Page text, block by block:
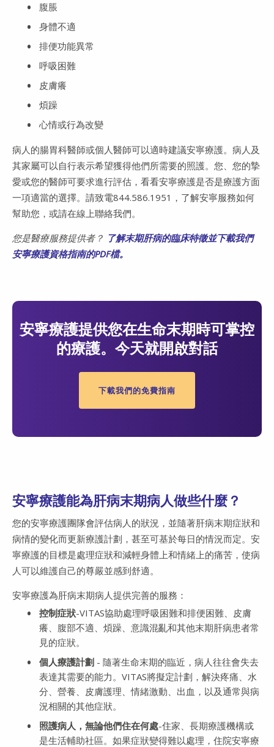
腹脹
身體不適
排便功能異常
呼吸困難
皮膚癢
煩躁
心情或行為改變
病人的腸胃科醫師或個人醫師可以適時建議安寧療護。病人及
其家屬可以自行表示希望獲得他們所需要的照護。您、您的摯
愛或您的醫師可要求進行評估，看看安寧療護是否是療護方面
一項適當的選擇。請致電844.586.1951，了解安寧服務如何
幫助您，或請在線上聯絡我們。
您是醫療服務提供者？ 了解末期肝病的臨床特徵並下載我們
安寧療護資格指南的PDF檔。
安寧療護提供您在生命末期時可掌控
的療護。今天就開啟對話
下載我們的免費指南
安寧療護能為肝病末期病人做些什麼？
您的安寧療護團隊會評估病人的狀況，並隨著肝病末期症狀和
病情的變化而更新療護計劃，甚至可基於每日的情況而定。安
寧療護的目標是處理症狀和減輕身體上和情緒上的痛苦，使病
人可以維護自己的尊嚴並感到舒適。
安寧療護為肝病末期病人提供完善的服務：
控制症狀-VITAS協助處理呼吸困難和排便困難、皮膚
癢、腹部不適、煩躁、意識混亂和其他末期肝病患者常
見的症狀。
個人療護計劃 - 隨著生命末期的臨近，病人往往會失去
表達其需要的能力。VITAS將擬定計劃，解決疼痛、水
分、營養、皮膚護理、情緒激動、出血，以及通常與病
況相關的其他症狀。
照護病人，無論他們住在何處-住家、長期療護機構或
是生活輔助社區。如果症狀變得難以處理，住院安寧療